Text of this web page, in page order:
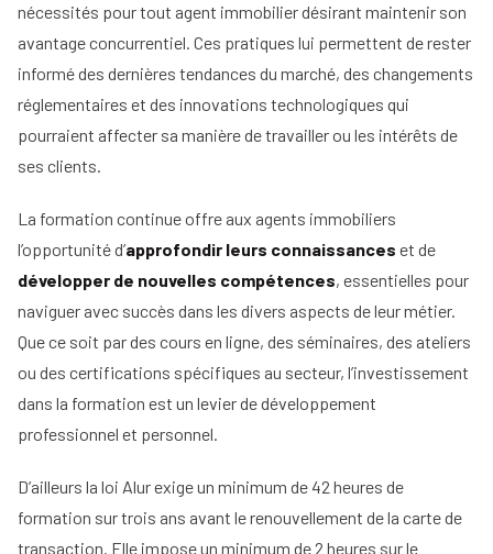
nécessités pour tout agent immobilier désirant maintenir son
avantage concurrentiel. Ces pratiques lui permettent de rester
informé des dernières tendances du marché, des changements
réglementaires et des innovations technologiques qui
pourraient affecter sa manière de travailler ou les intérêts de
ses clients.
La formation continue offre aux agents immobiliers
l’opportunité d’approfondir leurs connaissances et de
développer de nouvelles compétences, essentielles pour
naviguer avec succès dans les divers aspects de leur métier.
Que ce soit par des cours en ligne, des séminaires, des ateliers
ou des certifications spécifiques au secteur, l’investissement
dans la formation est un levier de développement
professionnel et personnel.
D’ailleurs la loi Alur exige un minimum de 42 heures de
formation sur trois ans avant le renouvellement de la carte de
transaction. Elle impose un minimum de 2 heures sur le